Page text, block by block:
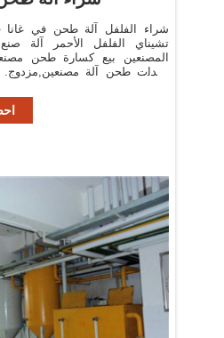
شراء الفلفل آلة طحن في
تشيناي الفلفل الأحمر آلة
المصنعين بيع كسارة طحن
معدات طحن آلة مصنعين,مزدوج.